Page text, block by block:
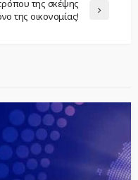
της σκέψης
της οικονομίας!